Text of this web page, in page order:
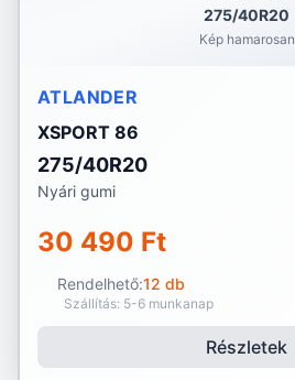
275/40R20
Kép hamarosan
ATLANDER
XSPORT 86
275/40R20
Nyári gumi
30 490 Ft
Rendelhető:12 db
Szállítás: 5-6 munkanap
Részletek